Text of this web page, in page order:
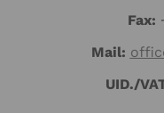
„… UND DIE